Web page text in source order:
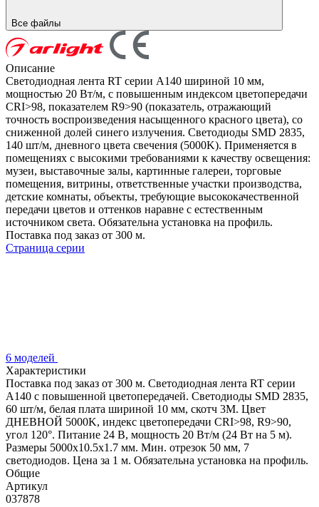
Все файлы
Описание
Светодиодная лента RT серии A140 шириной 10 мм,
мощностью 20 Вт/м, с повышенным индексом цветопередачи
CRI>98, показателем R9>90 (показатель, отражающий
точность воспроизведения насыщенного красного цвета), со
сниженной долей синего излучения. Светодиоды SMD 2835,
140 шт/м, дневного цвета свечения (5000K). Применяется в
помещениях с высокими требованиями к качеству освещения:
музеи, выставочные залы, картинные галереи, торговые
помещения, витрины, ответственные участки производства,
детские комнаты, объекты, требующие высококачественной
передачи цветов и оттенков наравне с естественным
источником света. Обязательна установка на профиль.
Поставка под заказ от 300 м.
Страница серии
6 моделей
Характеристики
Поставка под заказ от 300 м. Светодиодная лента RT серии
A140 с повышенной цветопередачей. Светодиоды SMD 2835,
60 шт/м, белая плата шириной 10 мм, скотч 3М. Цвет
ДНЕВНОЙ 5000K, индекс цветопередачи CRI>98, R9>90,
угол 120°. Питание 24 В, мощность 20 Вт/м (24 Вт на 5 м).
Размеры 5000х10.5х1.7 мм. Мин. отрезок 50 мм, 7
светодиодов. Цена за 1 м. Обязательна установка на профиль.
Общие
Артикул
037878